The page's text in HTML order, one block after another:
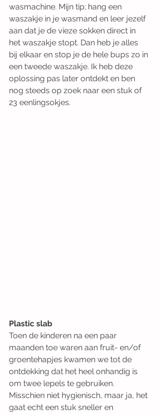
wasmachine. Mijn tip; hang een
waszakje in je wasmand en leer jezelf
aan dat je de vieze sokken direct in
het waszakje stopt. Dan heb je alles
bij elkaar en stop je de hele bups zo in
een tweede waszakje. Ik heb deze
oplossing pas later ontdekt en ben
nog steeds op zoek naar een stuk of
23 eenlingsokjes.
Plastic slab
Toen de kinderen na een paar
maanden toe waren aan fruit- en/of
groentehapjes kwamen we tot de
ontdekking dat het heel onhandig is
om twee lepels te gebruiken.
Misschien niet hygienisch, maar ja, het
gaat echt een stuk sneller en